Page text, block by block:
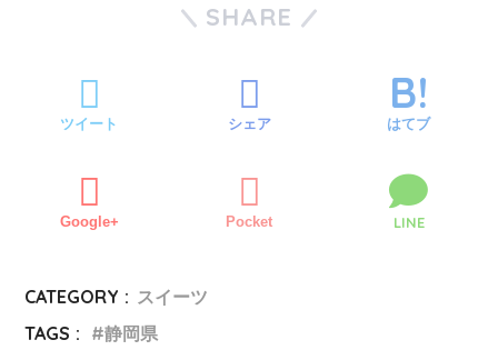
SHARE
ツイート シェア はてブ
Google+ Pocket LINE
CATEGORY : スイーツ
TAGS :
静岡県